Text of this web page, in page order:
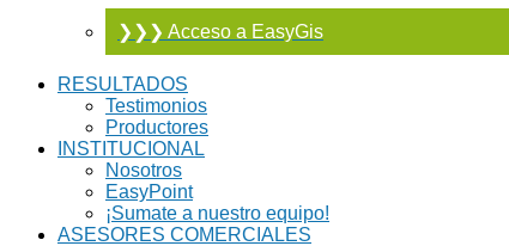
❯❯❯ Acceso a EasyGis
RESULTADOS
Testimonios
Productores
INSTITUCIONAL
Nosotros
EasyPoint
¡Sumate a nuestro equipo!
ASESORES COMERCIALES